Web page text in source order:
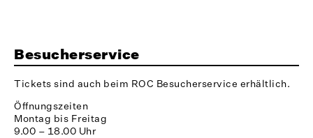
Besucherservice
Tickets sind auch beim ROC Besucherservice erhältlich.
Öffnungszeiten
Montag bis Freitag
9.00 – 18.00 Uhr